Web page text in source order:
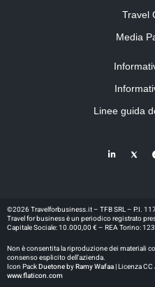
Travel
Media
Linee guida
©2026 Travelforbusiness.it – TFB SRL – P.I.
Travel for business è un periodico registrato
Capitale Sociale: 10.000,00 € – REA Torino:
Non è consentita la riproduzione dei materiali
consenso esplicito dell’azienda.
Icon PackDuetonebyRamy Wafaa |Licenza
www.flaticon.com